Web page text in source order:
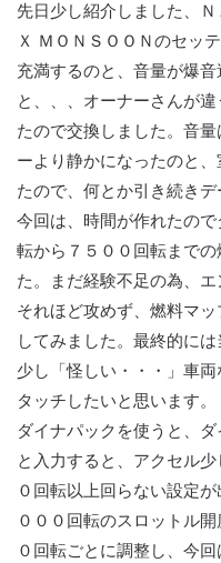
先日少し紹介しました、
Ｘ ＭＯＮＳＯＯＮのセッ
充満するのと、音量が爆
と、、、オーナーさんが
たので交換しました。音
ーより静かになったのと
たので、何とか引き続きデ
今回は、時間が作れたの
転から７５００回転まで
た。まだ経験不足の為、
それほど攻めず、燃料マ
してみました。最終的に
少し「怪しい・・・」車
タッチしたいと思います。
ダイナパックを使うと、
と入力すると、アクセル
０回転以上回らない設定
０００回転のスロットル
０回転ごとに調整し、今